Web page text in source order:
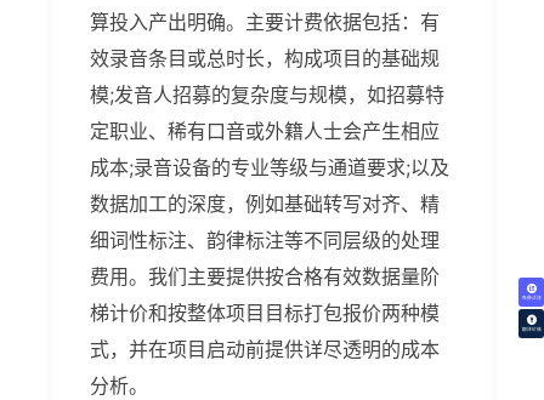
免费试译
翻译价格
算投入产出明确。主要计费依据包括：有
效录音条目或总时长，构成项目的基础规
模;发音人招募的复杂度与规模，如招募特
定职业、稀有口音或外籍人士会产生相应
成本;录音设备的专业等级与通道要求;以及
数据加工的深度，例如基础转写对齐、精
细词性标注、韵律标注等不同层级的处理
费用。我们主要提供按合格有效数据量阶
梯计价和按整体项目目标打包报价两种模
式，并在项目启动前提供详尽透明的成本
分析。